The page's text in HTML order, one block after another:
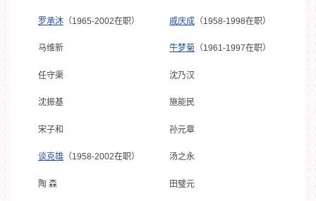
罗承沐 （1965-2002在职） 戚庆成 （1958-1998在职）
马维新 牛梦菊 （1961-1997在职）
任守渠 沈乃汉
沈振基 施能民
宋子和 孙元章
谈克雄 （1958-2002在职） 汤之永
陶 森 田璧元